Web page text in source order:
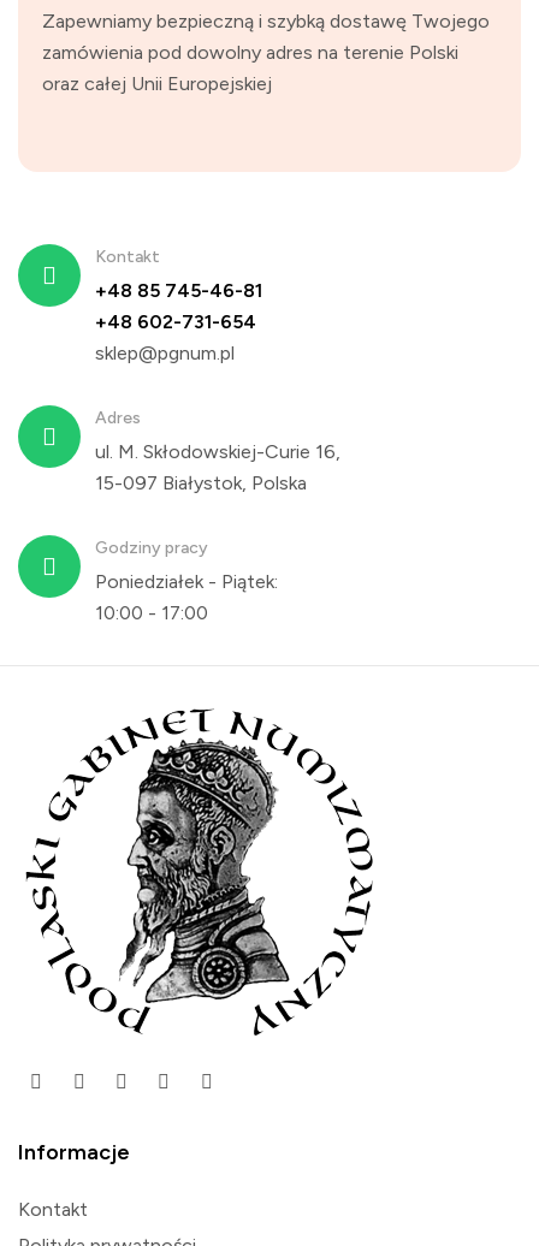
Zapewniamy bezpieczną i szybką dostawę Twojego
zamówienia pod dowolny adres na terenie Polski
oraz całej Unii Europejskiej
Kontakt
+48 85 745-46-81
+48 602-731-654
sklep@pgnum.pl
Adres
ul. M. Skłodowskiej-Curie 16,
15-097 Białystok, Polska
Godziny pracy
Poniedziałek - Piątek:
10:00 - 17:00
Informacje
Kontakt